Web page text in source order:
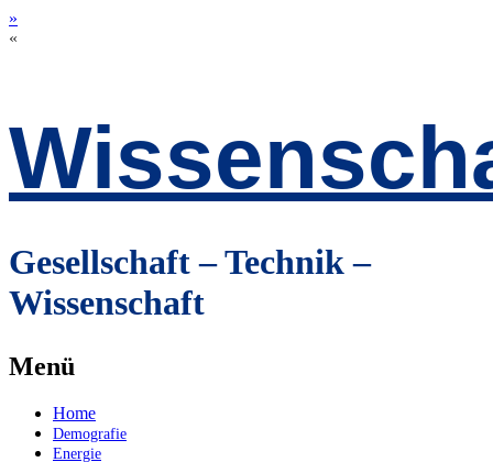
»
«
Gesellschaft – Technik –
Wissenschaft
Menü
Zum
Inhalt
springen
Home
Demografie
Energie